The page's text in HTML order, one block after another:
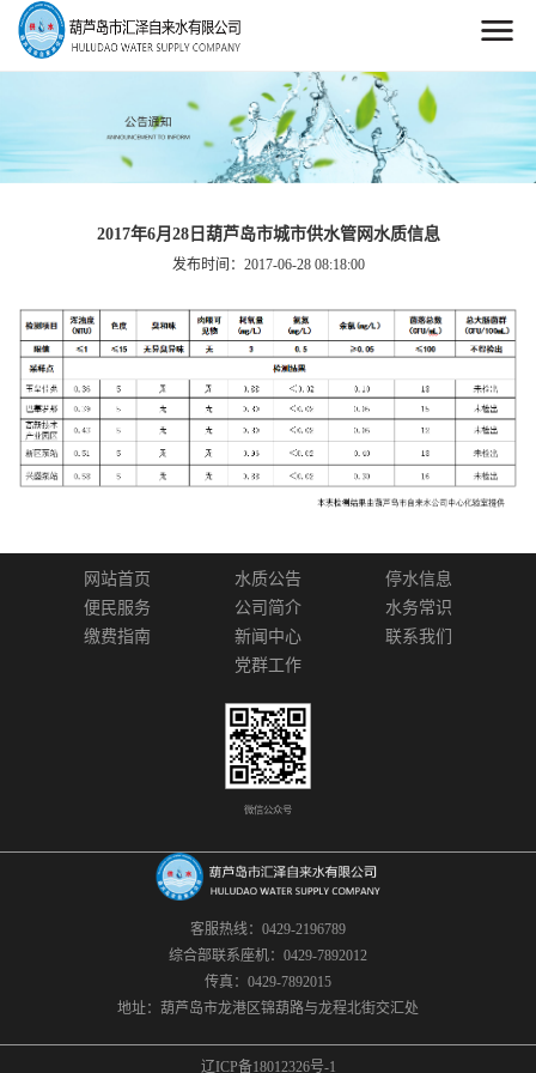
2017年6月28日葫芦岛市城市供水管网水质信息
发布时间：2017-06-28 08:18:00
客服热线：0429-2196789
综合部联系座机：0429-7892012
传真：0429-7892015
地址：葫芦岛市龙港区锦葫路与龙程北街交汇处
网站首页 水质公告
停水信息
便民服务
公司简介
水务常识
缴费指南
新闻中心
联系我们
党群工作
微信公众号
辽ICP备18012326号-1